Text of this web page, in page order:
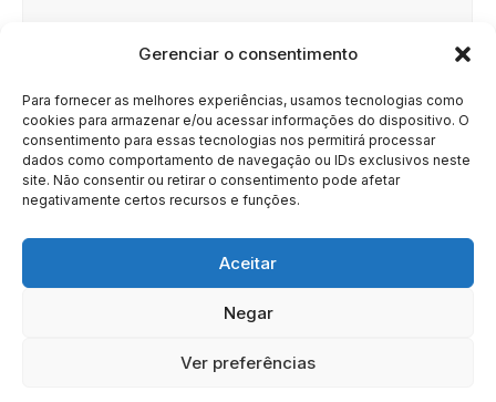
Gerenciar o consentimento
Para fornecer as melhores experiências, usamos tecnologias como
cookies para armazenar e/ou acessar informações do dispositivo. O
consentimento para essas tecnologias nos permitirá processar
dados como comportamento de navegação ou IDs exclusivos neste
site. Não consentir ou retirar o consentimento pode afetar
negativamente certos recursos e funções.
Aceitar
Negar
Ver preferências
SOBRE BRASIL